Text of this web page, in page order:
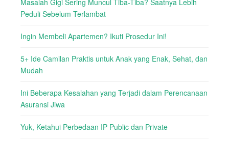
Masalah Gigi Sering Muncul Tiba-Tiba? Saatnya Lebih
Peduli Sebelum Terlambat
Ingin Membeli Apartemen? Ikuti Prosedur Ini!
5+ Ide Camilan Praktis untuk Anak yang Enak, Sehat, dan
Mudah
Ini Beberapa Kesalahan yang Terjadi dalam Perencanaan
Asuransi Jiwa
Yuk, Ketahui Perbedaan IP Public dan Private